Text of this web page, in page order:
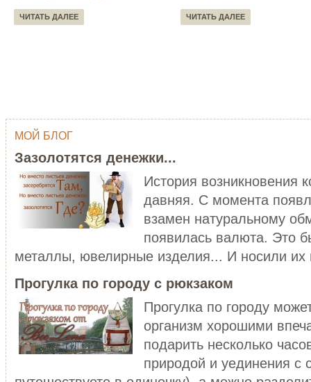
ЧИТАТЬ ДАЛЕЕ ЧИТАТЬ ДАЛЕЕ
Тай Уилсон (Ty Wilson, 1959 г.р.)
современный американский
художник-график...
ЧИТАТЬ ДАЛЕЕ
загадочных стран мира...
ЧИТАТЬ ДАЛЕЕ
C НОВЫМ ГОДОМ ПЕТУХА - 20…
Думаете, что праздники новогодние
закончились? Ан нет! 28 января
ХОРОШО БЫТЬ ДЕВУШКОЙ В
Хорошо быть девушкой в
пальто. Можно и не в
МОЙ БЛОГ
Зазолотятся денежки...
История возникновения
давняя. С момента
взамен натуральному
появилась валюта. Это
металлы, ювелирные изделия... И носили их
Прогулка по городу с рюкзаком
Прогулка по городу
организм хорошими
подарить несколько
природой и уединения с